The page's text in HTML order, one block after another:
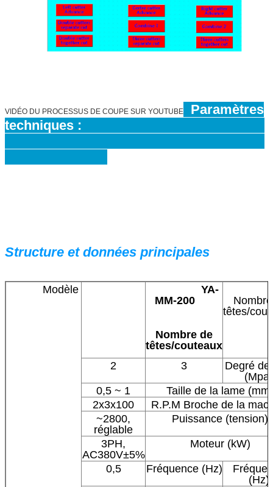
VIDÉO DU PROCESSUS DE COUPE SUR YOUTUBE
Paramètres
techniques :
Structure et données principales
Modèle
YA-
MM-200
Nombre de
têtes/couteaux
têtes/
2 3
Degré de
(Mpa)
0,5 ~ 1
Taille de la lame (mm)
2x3x100
R.P.M Broche de la
~2800,
réglable
Puissance (tension)
3PH,
AC380V±5%
Moteur (kW)
0,5 Fréquence (Hz)
(Hz)